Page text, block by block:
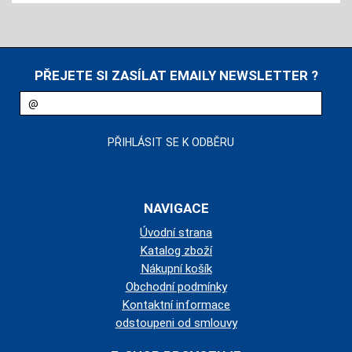
PŘEJETE SI ZASÍLAT EMAILY NEWSLETTER ?
NAVIGACE
Úvodní strana
Katalog zboží
Nákupní košík
Obchodní podmínky
Kontaktní informace
odstoupeni od smlouvy